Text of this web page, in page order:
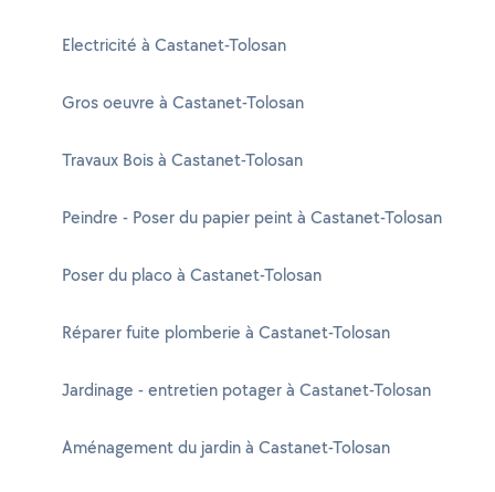
Electricité à Castanet-Tolosan
Gros oeuvre à Castanet-Tolosan
Travaux Bois à Castanet-Tolosan
Peindre - Poser du papier peint à Castanet-Tolosan
Poser du placo à Castanet-Tolosan
Réparer fuite plomberie à Castanet-Tolosan
Jardinage - entretien potager à Castanet-Tolosan
Aménagement du jardin à Castanet-Tolosan